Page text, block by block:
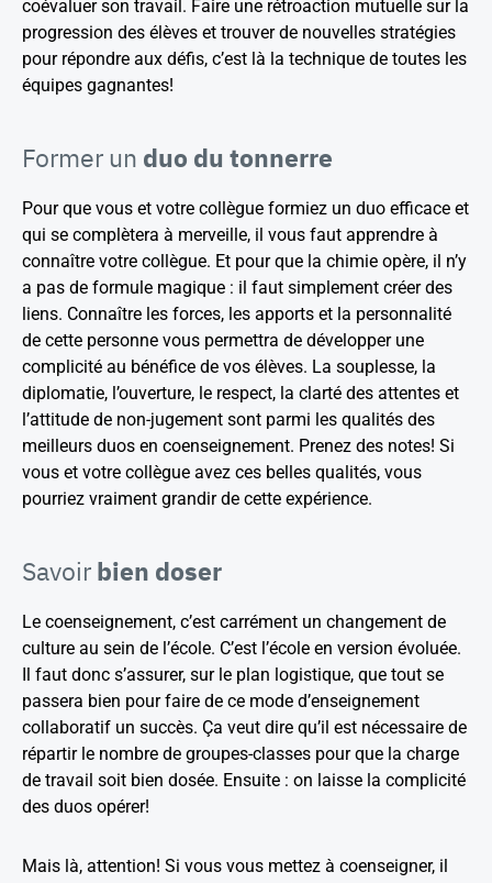
coévaluer son travail. Faire une rétroaction mutuelle sur la
progression des élèves et trouver de nouvelles stratégies
pour répondre aux défis, c’est là la technique de toutes les
équipes gagnantes!
Former un duo du tonnerre
Pour que vous et votre collègue formiez un duo efficace et
qui se complètera à merveille, il vous faut apprendre à
connaître votre collègue. Et pour que la chimie opère, il n’y
a pas de formule magique : il faut simplement créer des
liens. Connaître les forces, les apports et la personnalité
de cette personne vous permettra de développer une
complicité au bénéfice de vos élèves. La souplesse, la
diplomatie, l’ouverture, le respect, la clarté des attentes et
l’attitude de non-jugement sont parmi les qualités des
meilleurs duos en coenseignement. Prenez des notes! Si
vous et votre collègue avez ces belles qualités, vous
pourriez vraiment grandir de cette expérience.
Savoir bien doser
Le coenseignement, c’est carrément un changement de
culture au sein de l’école. C’est l’école en version évoluée.
Il faut donc s’assurer, sur le plan logistique, que tout se
passera bien pour faire de ce mode d’enseignement
collaboratif un succès. Ça veut dire qu’il est nécessaire de
répartir le nombre de groupes-classes pour que la charge
de travail soit bien dosée. Ensuite : on laisse la complicité
des duos opérer!
Mais là, attention! Si vous vous mettez à coenseigner, il